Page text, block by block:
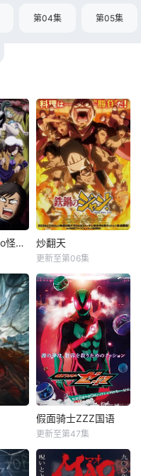
第04集 第05集
Let&#039;s Go怪奇组 炒翻天
更新至第06集
假面骑士ZZZ国语
更新至第47集